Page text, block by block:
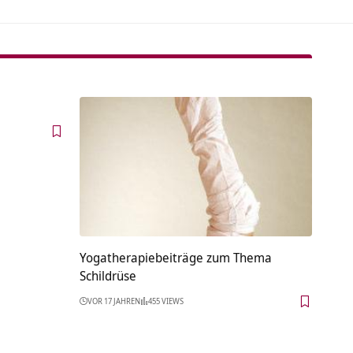
Yogatherapiebeiträge zum Thema
Schildrüse
VOR 17 JAHREN 455 VIEWS